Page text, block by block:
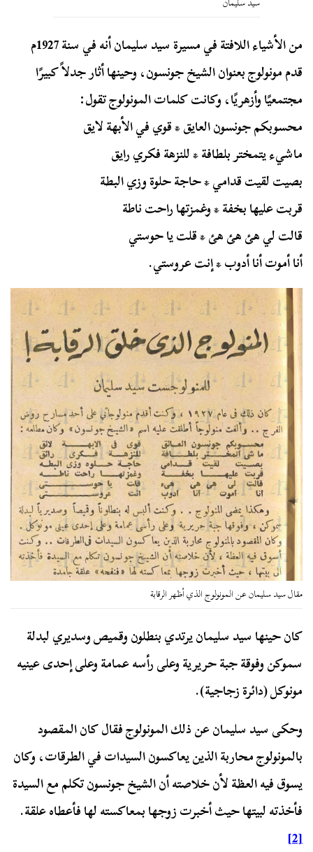
من الأشياء اللافتة في مسيرة سيد سليمان أنه في سنة 1927م
قدم مونولوج بعنوان الشيخ جونسون، وحينها أثار جدلاً كبيرًا
مجتمعيًا وأزهريًا، وكانت كلمات المونولوج تقول:
محسوبكم جونسون العايق * قوي في الأبهة لايق
ماشيء يتمختر بلطافة * للنزهة فكري رايق
بصيت لقيت قدامي * حاجة حلوة وزي البطة
قربت عليها بخفة * وغمزتها راحت ناطة
قالت لي هئ هئ هئ * قلت يا حوستي
أنا أموت أنا أدوب * إنت عروستي.
مقال سيد سليمان عن المونولوج الذي أظهر الرقابة
كان حينها سيد سليمان يرتدي بنطلون وقميص وسديري لبدلة
سموكن وفوقة جبة حريرية وعلى رأسه عمامة وعلى إحدى عينيه
مونوكل (دائرة زجاجية).
وحكى سيد سليمان عن ذلك المونولوج فقال كان المقصود
بالمونولوج محاربة الذين يعاكسون السيدات في الطرقات، وكان
يسوق فيه العظة لأن خلاصته أن الشيخ جونسون تكلم مع السيدة
فأخذته لبيتها حيث أخبرت زوجها بمعاكسته لها فأعطاه علقة.
[2]